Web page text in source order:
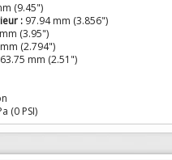
(9.45")
: 97.94 mm (3.856")
(3.95")
(2.794")
63.75 mm (2.51")
(0 PSI)